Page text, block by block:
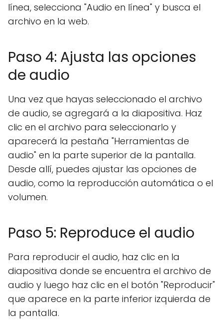
línea, selecciona "Audio en línea" y busca el
archivo en la web.
Paso 4: Ajusta las opciones
de audio
Una vez que hayas seleccionado el archivo
de audio, se agregará a la diapositiva. Haz
clic en el archivo para seleccionarlo y
aparecerá la pestaña "Herramientas de
audio" en la parte superior de la pantalla.
Desde allí, puedes ajustar las opciones de
audio, como la reproducción automática o el
volumen.
Paso 5: Reproduce el audio
Para reproducir el audio, haz clic en la
diapositiva donde se encuentra el archivo de
audio y luego haz clic en el botón "Reproducir"
que aparece en la parte inferior izquierda de
la pantalla.